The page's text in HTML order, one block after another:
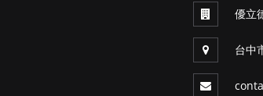
優立
台中